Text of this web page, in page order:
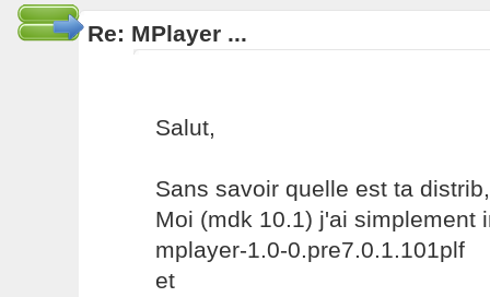
Re: MPlayer ...
Salut,
Sans savoir quelle est ta
Moi (mdk 10.1) j'ai simplement
mplayer-1.0-0.pre7.0.1.101plf
et